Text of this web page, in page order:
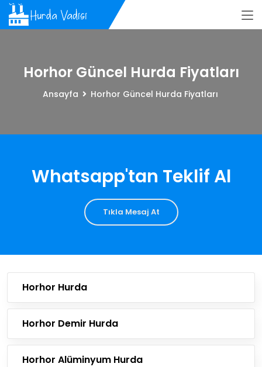
Horhor Güncel Hurda Fiyatları
Ansayfa Horhor Güncel Hurda Fiyatları
Whatsapp'tan Teklif Al
Tıkla Mesaj At
Horhor Hurda
Horhor Demir Hurda
Horhor Alüminyum Hurda